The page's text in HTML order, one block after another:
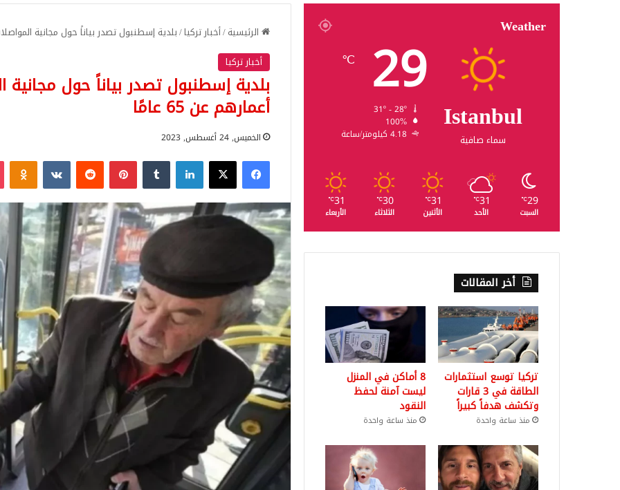
الرئيسية/أخبار تركيا/بلدية إسطنبول تصدر بياناً حول مجانية المواصلات
أخبار تركيا
بلدية إسطنبول تصدر بياناً حول مجانية
أعمارهم عن 65 عامًا
الخميس, 24 أغسطس, 2023
فيسبوك‫X لينكدإن بينتيريست
Weather
Istanbul
سماء صافية
29
℃
100%
4.18 كيلومتر/ساعة
29
℃
السبت
31
℃
الأحد
31
℃
الأثنين
30
℃
الثلاثاء
31
℃
الأربعاء
أخر المقالات
تركيا توسع استثمارات
الطاقة في 3 قارات
وتكشف هدفاً كبيراً
منذ ساعة واحدة
8 أماكن في المنزل
ليست آمنة لحفظ
النقود
منذ ساعة واحدة